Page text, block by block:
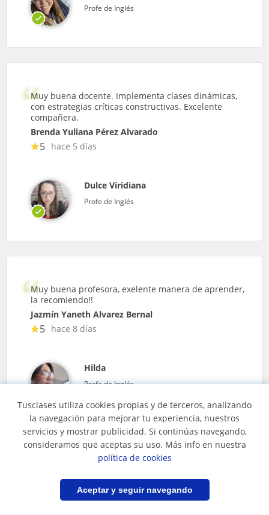
Guardar búsqueda
Profe de Inglés
Muy buena docente. Implementa clases dinámicas,
con estrategias críticas constructivas. Excelente
compañera.
Brenda Yuliana Pérez Alvarado
5 hace 5 días
Dulce Viridiana
Profe de Inglés
Muy buena profesora, exelente manera de aprender,
la recomiendo!!
Jazmín Yaneth Alvarez Bernal
5 hace 8 días
Hilda
Profe de Inglés
Preguntas frecuentes (FAQs)
Tusclases utiliza cookies propias y de terceros, analizando
la navegación para mejorar tu experiencia, nuestros
servicios y mostrar publicidad. Si continúas navegando,
consideramos que aceptas su uso. Más info en nuestra
política de cookies
Aceptar y seguir navegando